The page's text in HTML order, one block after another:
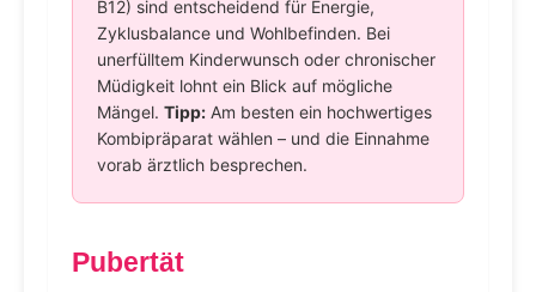
B12) sind entscheidend für Energie,
Zyklusbalance und Wohlbefinden. Bei
unerfülltem Kinderwunsch oder chronischer
Müdigkeit lohnt ein Blick auf mögliche
Mängel. Tipp: Am besten ein hochwertiges
Kombipräparat wählen – und die Einnahme
vorab ärztlich besprechen.
Pubertät